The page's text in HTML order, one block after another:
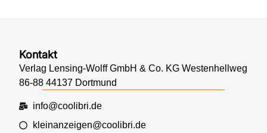
Kontakt
Verlag Lensing-Wolff GmbH & Co. KG Westenhellweg
86-88 44137 Dortmund
info@coolibri.de
kleinanzeigen@coolibri.de